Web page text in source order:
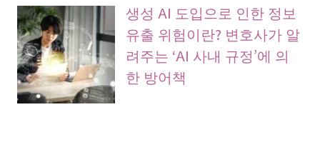
생성 AI 도입으로 인한 정보
유출 위험이란? 변호사가 알
려주는 ‘AI 사내 규정’에 의
한 방어책